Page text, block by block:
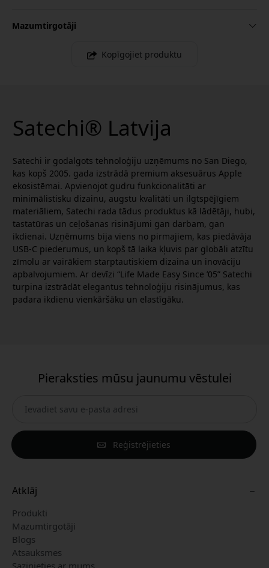
Mazumtirgotāji
Kopīgojiet produktu
Satechi® Latvija
Satechi ir godalgots tehnoloģiju uzņēmums no San Diego,
kas kopš 2005. gada izstrādā premium aksesuārus Apple
ekosistēmai. Apvienojot gudru funkcionalitāti ar
minimālistisku dizainu, augstu kvalitāti un ilgtspējīgiem
materiāliem, Satechi rada tādus produktus kā lādētāji, hubi,
tastatūras un ceļošanas risinājumi gan darbam, gan
ikdienai. Uzņēmums bija viens no pirmajiem, kas piedāvāja
USB-C piederumus, un kopš tā laika kļuvis par globāli atzītu
zīmolu ar vairākiem starptautiskiem dizaina un inovāciju
apbalvojumiem. Ar devīzi “Life Made Easy Since ’05” Satechi
turpina izstrādāt elegantus tehnoloģiju risinājumus, kas
padara ikdienu vienkāršāku un elastīgāku.
Pieraksties mūsu jaunumu vēstulei
Reģistrējieties
Atklāj
Produkti
Mazumtirgotāji
Blogs
Atsauksmes